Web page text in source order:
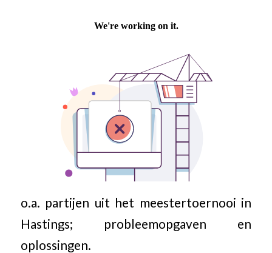
o.a. partijen uit het meestertoernooi in
Hastings; probleemopgaven en
oplossingen.